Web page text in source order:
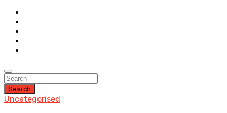
Search
Uncategorised